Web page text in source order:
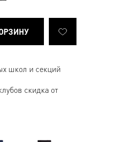
школ и секций
скидка от